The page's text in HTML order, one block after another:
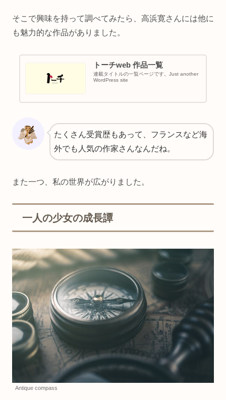
そこで興味を持って調べてみたら、高浜寛さんには他に
も魅力的な作品がありました。
トーチweb 作品一覧
連載タイトルの一覧ページです。Just another
WordPress site
たくさん受賞歴もあって、フランスなど海
外でも人気の作家さんなんだね。
また一つ、私の世界が広がりました。
一人の少女の成長譚
Antique compass